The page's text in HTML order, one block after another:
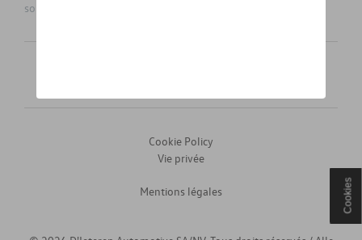
sont sujets à des changements sans préavis.
Mentions légales
Cookie Policy
Vie privée
Cookies